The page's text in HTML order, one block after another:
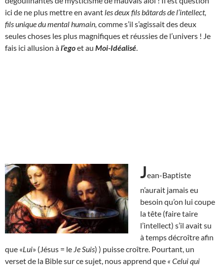
ici de ne plus mettre en avant les deux fils bâtards de l’intellect,
fils unique du mental humain, comme s’il s’agissait des deux
seules choses les plus magnifiques et réussies de l’univers ! Je
fais ici allusion àl’egoet au Moi-Idéalisé
Jean-Baptiste
n’aurait jamais eu
besoin qu’on lui coupe
la tête (faire taire
l’intellect) s’il avait su
à temps décroître afin
que «Lui» (Jésus = le Je Suis) ) puisse croître. Pourtant, un
verset de la Bible sur ce sujet, nous apprend que « Celui qui